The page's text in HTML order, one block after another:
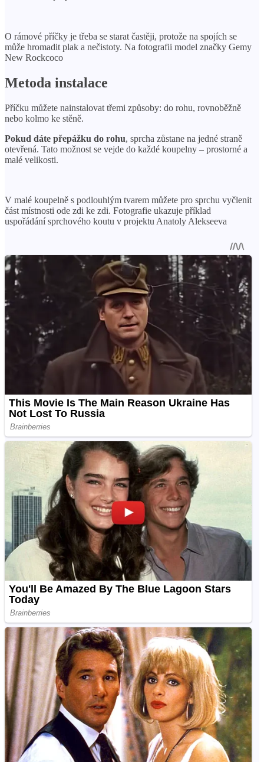
O rámové příčky je třeba se starat častěji, protože na spojích se
může hromadit plak a nečistoty. Na fotografii model značky Gemy
New Rockcoco
Metoda instalace
Příčku můžete nainstalovat třemi způsoby: do rohu, rovnoběžně
nebo kolmo ke stěně.
Pokud dáte přepážku do rohu, sprcha zůstane na jedné straně
otevřená. Tato možnost se vejde do každé koupelny – prostorné a
malé velikosti.
V malé koupelně s podlouhlým tvarem můžete pro sprchu vyčlenit
část místnosti ode zdi ke zdi. Fotografie ukazuje příklad
uspořádání sprchového koutu v projektu Anatoly Alekseeva